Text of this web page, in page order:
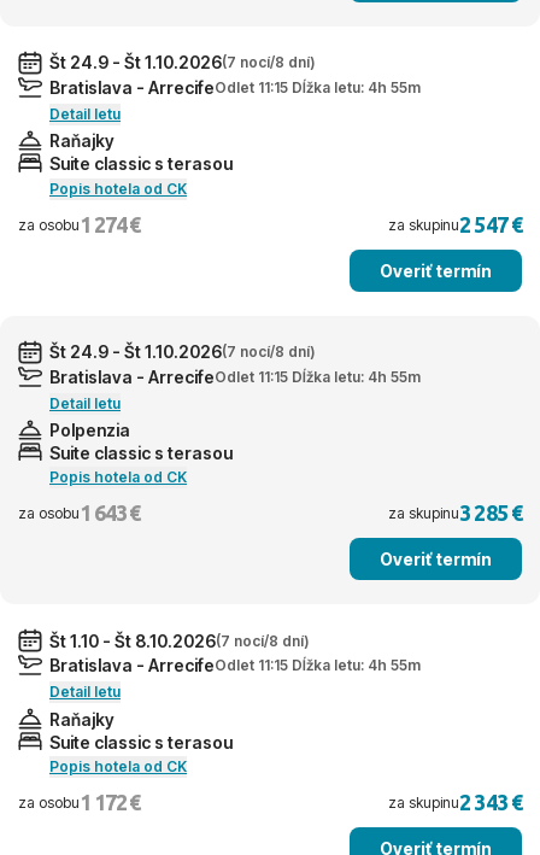
Št 24.9 - Št 1.10.2026(7 nocí/8 dní)
Bratislava - ArrecifeOdlet 11:15 Dĺžka letu: 4h 55m
Detail letu
Raňajky
Suite classic s terasou
Popis hotela od CK
za osobu 1 274 € za skupinu2 547 €
Overiť termín
Št 24.9 - Št 1.10.2026(7 nocí/8 dní)
Bratislava - ArrecifeOdlet 11:15 Dĺžka letu: 4h 55m
Detail letu
Polpenzia
Suite classic s terasou
Popis hotela od CK
za osobu 1 643 € za skupinu3 285 €
Overiť termín
Št 1.10 - Št 8.10.2026(7 nocí/8 dní)
Bratislava - ArrecifeOdlet 11:15 Dĺžka letu: 4h 55m
Detail letu
Raňajky
Suite classic s terasou
Popis hotela od CK
za osobu 1 172 € za skupinu2 343 €
Overiť termín